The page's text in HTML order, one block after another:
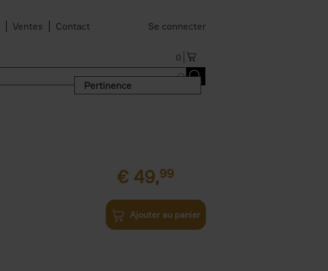
Ventes Contact Se connecter
0
Pertinence
€ 49,99
Ajouter au panier